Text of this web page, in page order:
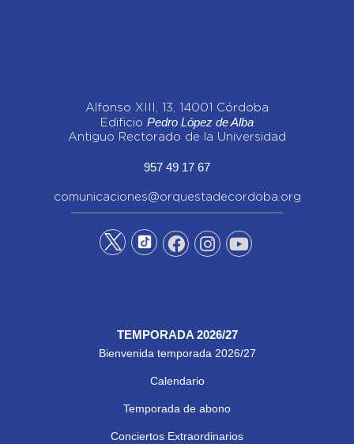
Alfonso XIII, 13, 14001 Córdoba
Edificio Pedro López de Alba
Antiguo Rectorado de la Universidad
957 49 17 67
comunicaciones@orquestadecordoba.org
TEMPORADA 2026/27
Bienvenida temporada 2026/27
Calendario
Temporada de abono
Conciertos Extraordinarios